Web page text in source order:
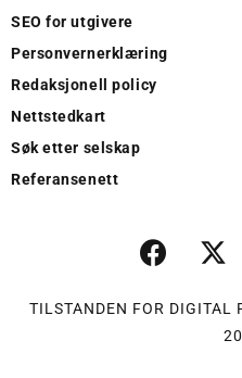
SEO for utgivere
Personvernerklæring
Redaksjonell policy
Nettstedkart
Søk etter selskap
Referansenett
TILSTANDEN FOR DIGITAL